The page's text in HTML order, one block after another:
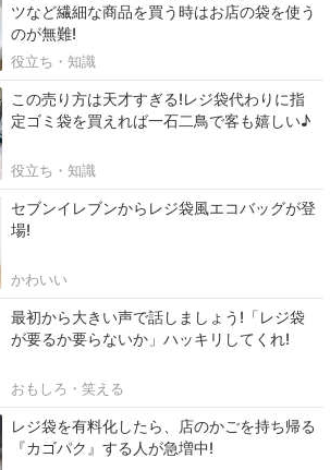
ツなど繊細な商品を買う時はお店の袋を使う
のが無難!
役立ち・知識
この売り方は天才すぎる!レジ袋代わりに指
定ゴミ袋を買えれば一石二鳥で客も嬉しい♪
役立ち・知識
セブンイレブンからレジ袋風エコバッグが登
場!
かわいい
最初から大きい声で話しましょう!「レジ袋
が要るか要らないか」ハッキリしてくれ!
おもしろ・笑える
レジ袋を有料化したら、店のかごを持ち帰る
『カゴパク』する人が急増中!